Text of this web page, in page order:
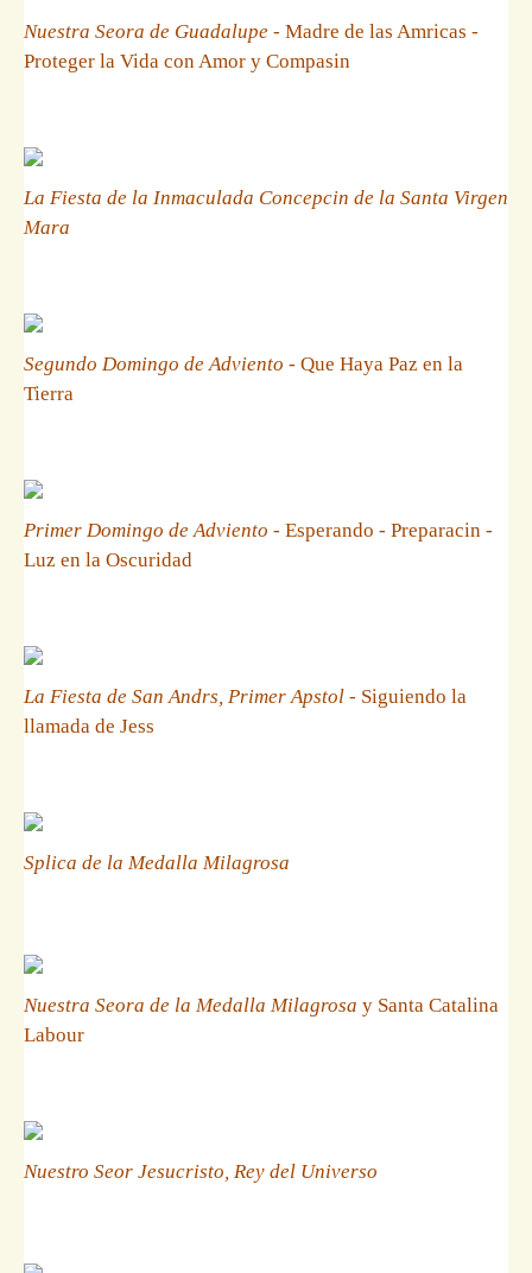
Nuestra Seora de Guadalupe - Madre de las Amricas -
Proteger la Vida con Amor y Compasin
La Fiesta de la Inmaculada Concepcin de la Santa Virgen
Mara
Segundo Domingo de Adviento - Que Haya Paz en la
Tierra
Primer Domingo de Adviento - Esperando - Preparacin -
Luz en la Oscuridad
La Fiesta de San Andrs, Primer Apstol - Siguiendo la
llamada de Jess
Splica de la Medalla Milagrosa
Nuestra Seora de la Medalla Milagrosa y Santa Catalina
Labour
Nuestro Seor Jesucristo, Rey del Universo